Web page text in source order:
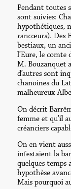
Pendant toutes
sont suivies:
hypothétiques,
rancœurs). Des
bestiaux, un
l’Eure, le comte
M. Bouzanquet
d’autres sont
chanoines du
malheureux
On décrit
femme et qu’il
créanciers
On en vient
infestaient la
quelques temps
hypothèse
Mais pourquoi